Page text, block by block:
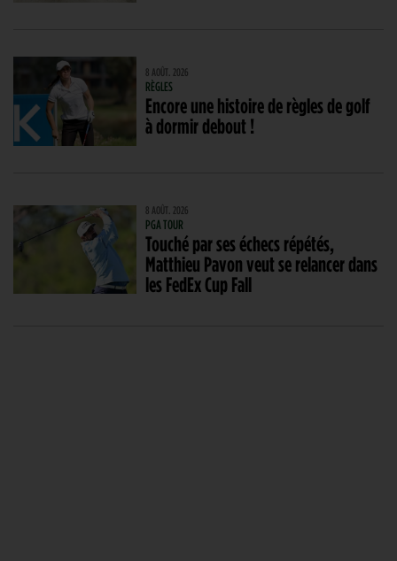
8 AOÛT. 2026
RÈGLES
Encore une histoire de règles de golf
à dormir debout !
8 AOÛT. 2026
PGA TOUR
Touché par ses échecs répétés,
Matthieu Pavon veut se relancer dans
les FedEx Cup Fall